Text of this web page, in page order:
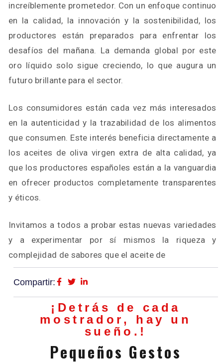
increíblemente prometedor. Con un enfoque continuo
en la calidad, la innovación y la sostenibilidad, los
productores están preparados para enfrentar los
desafíos del mañana. La demanda global por este
oro líquido solo sigue creciendo, lo que augura un
futuro brillante para el sector.
Los consumidores están cada vez más interesados
en la autenticidad y la trazabilidad de los alimentos
que consumen. Este interés beneficia directamente a
los aceites de oliva virgen extra de alta calidad, ya
que los productores españoles están a la vanguardia
en ofrecer productos completamente transparentes
y éticos.
Invitamos a todos a probar estas nuevas variedades
y a experimentar por sí mismos la riqueza y
complejidad de sabores que el aceite de
Compartir:
¡Detrás de cada
mostrador, hay un
sueño.!
Pequeños Gestos